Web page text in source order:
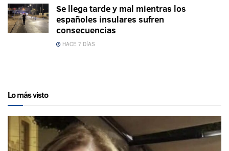
Se llega tarde y mal mientras los
españoles insulares sufren
consecuencias
HACE 7 DÍAS
Lo más visto